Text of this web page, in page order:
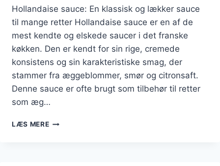
Hollandaise sauce: En klassisk og lækker sauce
til mange retter Hollandaise sauce er en af de
mest kendte og elskede saucer i det franske
køkken. Den er kendt for sin rige, cremede
konsistens og sin karakteristiske smag, der
stammer fra æggeblommer, smør og citronsaft.
Denne sauce er ofte brugt som tilbehør til retter
som æg…
LÆS MEREHOLLANDAISE